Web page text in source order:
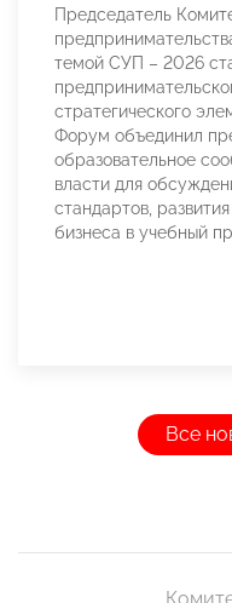
Председатель
темой СУП – 2026
стратегического
Форум объединил
образовательное
власти для
стандартов,
бизнеса в учебный
Все